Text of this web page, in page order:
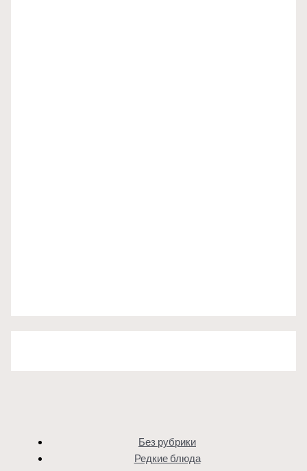
Без рубрики
Редкие блюда